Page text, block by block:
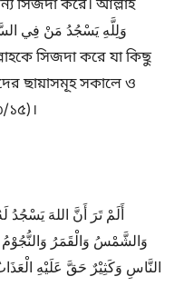
সিজদা করে। আল্লাহ
ছায়াসমূহ সকালে ও
১৫)।
أَلَمْ تَرَ أَنَّ اللهَ
وَالشَّمْسُ وَالْقَمَرُ
النَّاسِ وَكَثِيْرٌ حَقَّ عَلَيْهِ